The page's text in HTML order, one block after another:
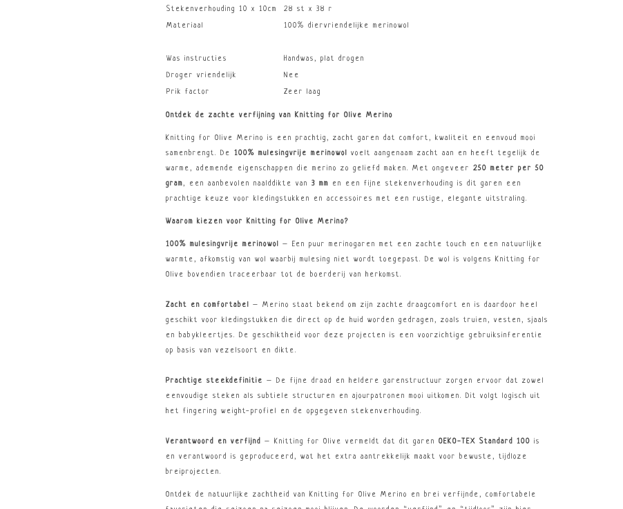
Stekenverhouding 10 x 10cm 28 st x 38 r
Materiaal 100% diervriendelijke merinowol
Was instructies Handwas, plat drogen
Droger vriendelijk Nee
Prik factor Zeer laag
Ontdek de zachte verfijning van Knitting for Olive Merino
Knitting for Olive Merino is een prachtig, zacht garen dat comfort, kwaliteit en eenvoud mooi
samenbrengt. De 100% mulesingvrije merinowol
voelt aangenaam zacht aan en heeft tegelijk de
warme, ademende eigenschappen die merino zo geliefd maken. Met ongeveer 250 meter per 50
gram, een aanbevolen naalddikte van 3 mm en een fijne stekenverhouding is dit garen een
prachtige keuze voor kledingstukken en accessoires met een rustige, elegante uitstraling.
Waarom kiezen voor Knitting for Olive Merino?
100% mulesingvrije merinowol
– Een puur merinogaren met een zachte touch en een natuurlijke
warmte, afkomstig van wol waarbij mulesing niet wordt toegepast. De wol is volgens Knitting for
Olive bovendien traceerbaar tot de boerderij van herkomst.
Zacht en comfortabel
– Merino staat bekend om zijn zachte draagcomfort en is daardoor heel
geschikt voor kledingstukken die direct op de huid worden gedragen, zoals truien, vesten, sjaals
en babykleertjes. De geschiktheid voor deze projecten is een voorzichtige gebruiksinferentie
op basis van vezelsoort en dikte.
Prachtige steekdefinitie
– De fijne draad en heldere garenstructuur zorgen ervoor dat zowel
eenvoudige steken als subtiele structuren en ajourpatronen mooi uitkomen. Dit volgt logisch uit
het fingering weight-profiel en de opgegeven stekenverhouding.
Verantwoord en verfijnd – Knitting for Olive vermeldt dat dit garen OEKO-TEX Standard 100 is
en verantwoord is geproduceerd, wat het extra aantrekkelijk maakt voor bewuste, tijdloze
breiprojecten.
Ontdek de natuurlijke zachtheid van Knitting for Olive Merino en brei verfijnde, comfortabele